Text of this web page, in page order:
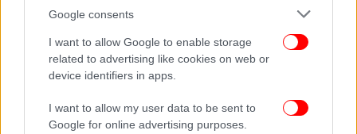
Google consents
I want to allow Google to enable storage
related to advertising like cookies on web or
device identifiers in apps.
I want to allow my user data to be sent to
Google for online advertising purposes.